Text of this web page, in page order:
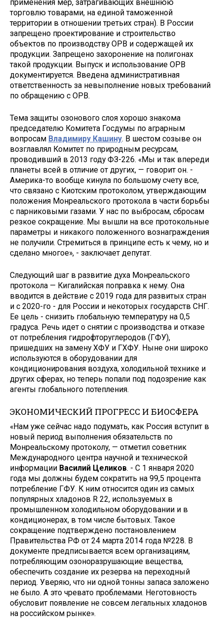
применения мер, затрагивающих внешнюю
торговлю товарами, на единой таможенной
территории в отношении третьих стран). В России
запрещено проектирование и строительство
объектов по производству ОРВ и содержащей их
продукции. Запрещено захоронение на полигонах
такой продукции. Выпуск и использование ОРВ
документируется. Введена административная
ответственность за невыполнение новых требований
по обращению с ОРВ.
Тема защиты озонового слоя хорошо знакома
председателю Комитета Госдумы по аграрным
вопросам Владимиру Кашину. В шестом созыве он
возглавлял Комитет по природным ресурсам,
проводивший в 2013 году ФЗ-226. «Мы и так впереди
планеты всей в отличие от других, — говорит он. -
Америка-то вообще кинула по большому счету все,
что связано с Киотским протоколом, утверждающим
положения Монреальского протокола в части борьбы
с парниковыми газами. У нас по выбросам, сбросам
резкое сокращение. Мы вышли на все протокольные
параметры и никакого положенного вознаграждения
не получили. Стремиться в принципе есть к чему, но и
сделано многое», - заключает депутат.
Следующий шаг в развитие духа Монреальского
протокола — Кигалийская поправка к нему. Она
вводится в действие с 2019 года для развитых стран
и с 2020-го - для России и некоторых государств СНГ.
Ее цель - снизить глобальную температуру на 0,5
градуса. Речь идет о снятии с производства и отказе
от потребления гидрофторуглеродов (ГФУ),
пришедших на замену ХФУ и ГХФУ. Ныне они широко
используются в оборудовании для
кондиционирования воздуха, холодильной технике и
других сферах, но теперь попали под подозрение как
агенты глобального потепления.
ЭКОНОМИЧЕСКИЙ ПРОГРЕСС И БИОСФЕРА
«Нам уже сейчас надо подумать, как Россия вступит в
новый период выполнения обязательств по
Монреальскому протоколу, — отметил советник
Международного центра научной и технической
информации Василий Целиков. - С 1 января 2020
года мы должны будем сократить на 99,5 процента
потребление ГФУ. К ним относится один из самых
популярных хладонов R 22, используемых в
промышленном холодильном оборудовании и в
кондиционерах, в том числе бытовых. Такое
сокращение подтверждено постановлением
Правительства РФ от 24 марта 2014 года №228. В
документе предписывается всем организациям,
потребляющим озоноразрушающие вещества,
обеспечить создание их резерва на переходный
период. Уверяю, что ни одной тонны запаса заложено
не было. А это чревато проблемами. Неготовность
обусловит появление не совсем легальных хладонов
на российском рынке».